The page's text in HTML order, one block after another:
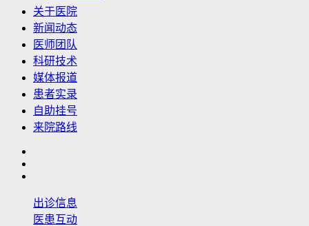
关于医院
新闻动态
医师团队
科研技术
媒体报道
患者实录
自助挂号
来院路线
出诊信息
医患互动